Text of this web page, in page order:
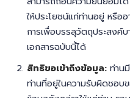
ให้ประโยชน์แก่ท่านอยู่ หรือ
การเพื่อบรรลุวัตถุประสงค์
เอกสารฉบับนี้ได้
สิทธิขอเข้าถึงข้อมูล: ท่าน
ท่านที่อยู่ในความรับผิดชอบ